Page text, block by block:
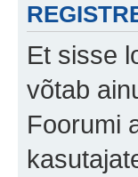
Et sisse
võtab
Foorumi